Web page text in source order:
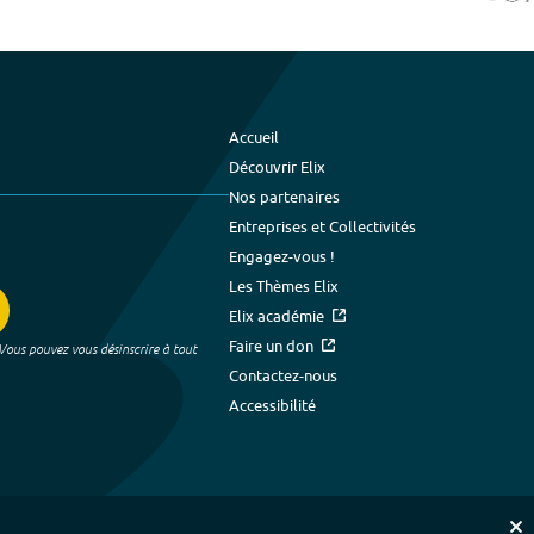
pouvez vous désinscrire à tout
Accueil
Découvrir Elix
Nos partenaires
Entreprises et Collectivités
Engagez-vous !
Les Thèmes Elix
Elix académie
Faire un don
Contactez-nous
Accessibilité